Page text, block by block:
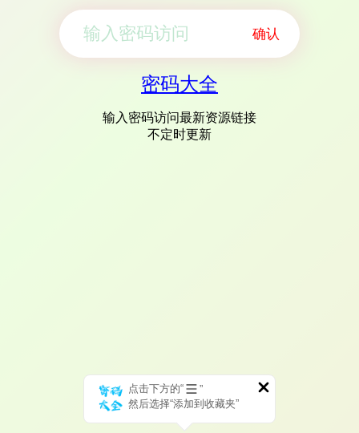
确认
密码大全
输入密码访问最新资源链接
不定时更新
点击下方的“
”
然后选择“添加到收藏夹”